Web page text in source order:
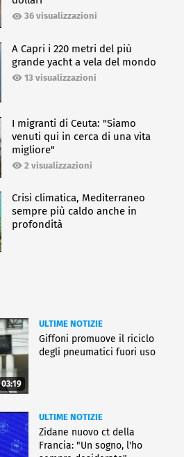
36 visualizzazioni
A Capri i 220 metri del più
grande yacht a vela del mondo
13 visualizzazioni
I migranti di Ceuta: "Siamo
venuti qui in cerca di una vita
migliore"
2 visualizzazioni
Crisi climatica, Mediterraneo
sempre più caldo anche in
profondità
03:19
ULTIME NOTIZIE
Giffoni promuove il riciclo
degli pneumatici fuori uso
ULTIME NOTIZIE
Zidane nuovo ct della
Francia: "Un sogno, l'ho